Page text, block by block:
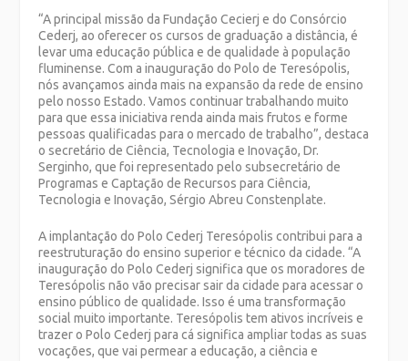
“A principal missão da Fundação Cecierj e do Consórcio
Cederj, ao oferecer os cursos de graduação a distância, é
levar uma educação pública e de qualidade à população
fluminense. Com a inauguração do Polo de Teresópolis,
nós avançamos ainda mais na expansão da rede de ensino
pelo nosso Estado. Vamos continuar trabalhando muito
para que essa iniciativa renda ainda mais frutos e forme
pessoas qualificadas para o mercado de trabalho”, destaca
o secretário de Ciência, Tecnologia e Inovação, Dr.
Serginho, que foi representado pelo subsecretário de
Programas e Captação de Recursos para Ciência,
Tecnologia e Inovação, Sérgio Abreu Constenplate.
A implantação do Polo Cederj Teresópolis contribui para a
reestruturação do ensino superior e técnico da cidade. “A
inauguração do Polo Cederj significa que os moradores de
Teresópolis não vão precisar sair da cidade para acessar o
ensino público de qualidade. Isso é uma transformação
social muito importante. Teresópolis tem ativos incríveis e
trazer o Polo Cederj para cá significa ampliar todas as suas
vocações, que vai permear a educação, a ciência e